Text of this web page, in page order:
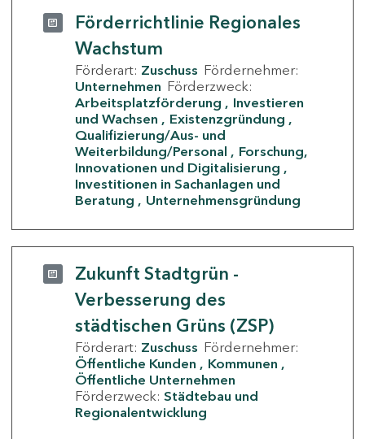
Förderrichtlinie Regionales
Wachstum
Förderart: Zuschuss Fördernehmer:
Unternehmen Förderzweck:
Arbeitsplatzförderung
Investieren
und Wachsen
Existenzgründung
Qualifizierung/Aus- und
Weiterbildung/Personal
Forschung,
Innovationen und Digitalisierung
Investitionen in Sachanlagen und
Beratung
Unternehmensgründung
Zukunft Stadtgrün -
Verbesserung des
städtischen Grüns (ZSP)
Förderart: Zuschuss Fördernehmer:
Öffentliche Kunden
Kommunen
Öffentliche Unternehmen
Förderzweck: Städtebau und
Regionalentwicklung